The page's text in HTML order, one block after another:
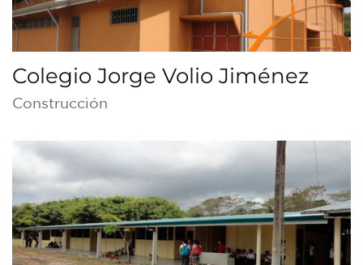
Colegio Jorge Volio Jiménez
Construcción